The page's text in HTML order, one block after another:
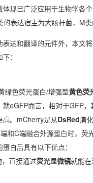
现已广泛应用于生物学各
表达宿主为大肠杆菌，M
表达和翻译的元件外，本文
：
绿色荧光蛋白/增强型黄色荧
eGFP而言，相对于GFP
高。mCherry是从DsRed演
和C端融合外源蛋白时，荧
白后具有以下优点：
直接通过荧光显微镜就能